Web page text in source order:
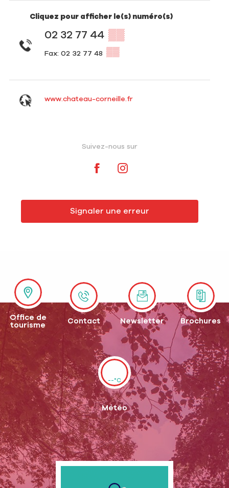
Cliquez pour afficher le(s) numéro(s)
02 32 77 44 ▒▒
Fax: 02 32 77 48 ▒▒
www.chateau-corneille.fr
Suivez-nous sur
Signaler une erreur
Office de
tourisme
Contact Newsletter Brochures
--°C
Météo